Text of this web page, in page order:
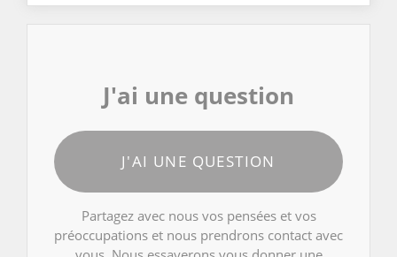
J'ai une question
J'AI UNE QUESTION
Partagez avec nous vos pensées et vos
préoccupations et nous prendrons contact avec